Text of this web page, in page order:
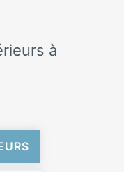
à